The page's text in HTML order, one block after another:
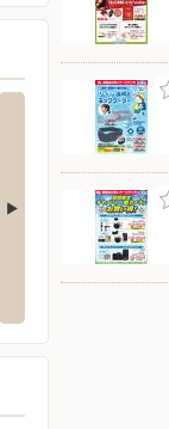
町202